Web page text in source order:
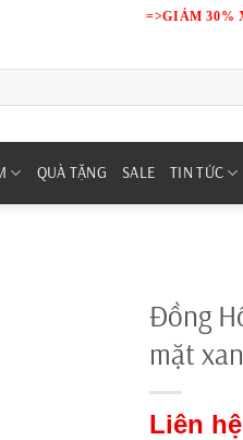
=>GIẢM 30%
QUÀ TẶNG SALE TIN TỨC
Đồng
mặt
Liên hệ